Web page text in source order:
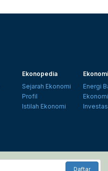
Ekonopedia
Sejarah Ekonomi
Profil
Istilah Ekonomi
Energi
Daftar